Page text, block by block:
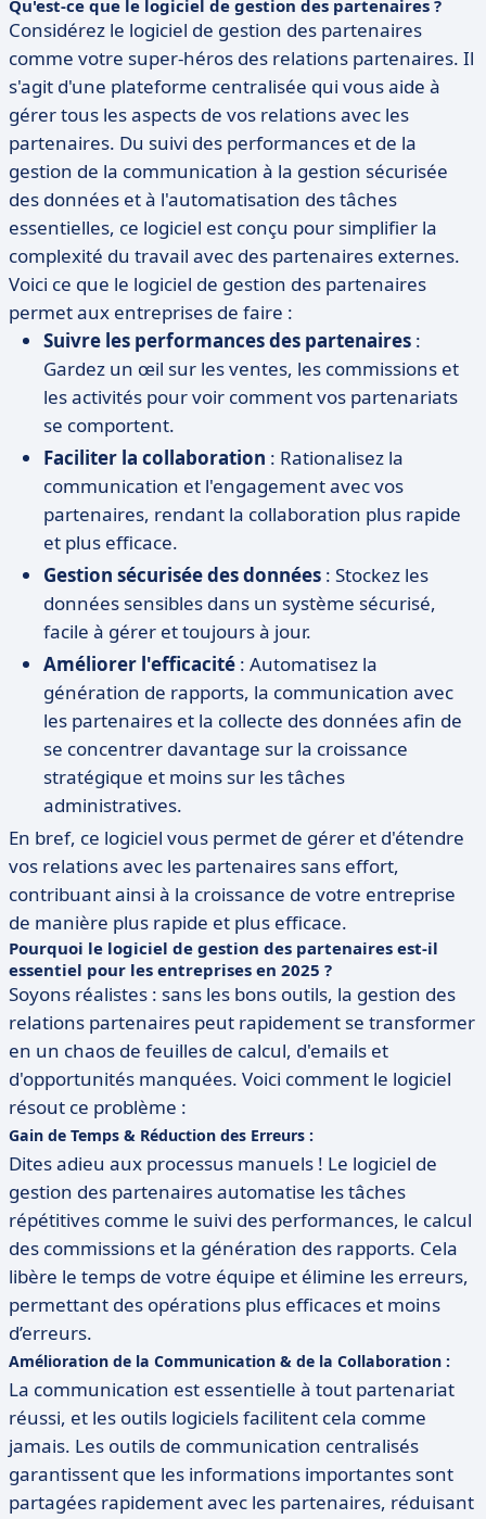
Qu'est-ce que le logiciel de gestion des partenaires ?
Considérez le logiciel de gestion des partenaires
comme votre super-héros des relations partenaires. Il
s'agit d'une plateforme centralisée qui vous aide à
gérer tous les aspects de vos relations avec les
partenaires. Du suivi des performances et de la
gestion de la communication à la gestion sécurisée
des données et à l'automatisation des tâches
essentielles, ce logiciel est conçu pour simplifier la
complexité du travail avec des partenaires externes.
Voici ce que le logiciel de gestion des partenaires
permet aux entreprises de faire :
Suivre les performances des partenaires :
Gardez un œil sur les ventes, les commissions et
les activités pour voir comment vos partenariats
se comportent.
Faciliter la collaboration : Rationalisez la
communication et l'engagement avec vos
partenaires, rendant la collaboration plus rapide
et plus efficace.
Gestion sécurisée des données : Stockez les
données sensibles dans un système sécurisé,
facile à gérer et toujours à jour.
Améliorer l'efficacité : Automatisez la
génération de rapports, la communication avec
les partenaires et la collecte des données afin de
se concentrer davantage sur la croissance
stratégique et moins sur les tâches
administratives.
En bref, ce logiciel vous permet de gérer et d'étendre
vos relations avec les partenaires sans effort,
contribuant ainsi à la croissance de votre entreprise
de manière plus rapide et plus efficace.
Pourquoi le logiciel de gestion des partenaires est-il
essentiel pour les entreprises en 2025 ?
Soyons réalistes : sans les bons outils, la gestion des
relations partenaires peut rapidement se transformer
en un chaos de feuilles de calcul, d'emails et
d'opportunités manquées. Voici comment le logiciel
résout ce problème :
Gain de Temps & Réduction des Erreurs :
Dites adieu aux processus manuels ! Le logiciel de
gestion des partenaires automatise les tâches
répétitives comme le suivi des performances, le calcul
des commissions et la génération des rapports. Cela
libère le temps de votre équipe et élimine les erreurs,
permettant des opérations plus efficaces et moins
d’erreurs.
Amélioration de la Communication & de la Collaboration :
La communication est essentielle à tout partenariat
réussi, et les outils logiciels facilitent cela comme
jamais. Les outils de communication centralisés
garantissent que les informations importantes sont
partagées rapidement avec les partenaires, réduisant